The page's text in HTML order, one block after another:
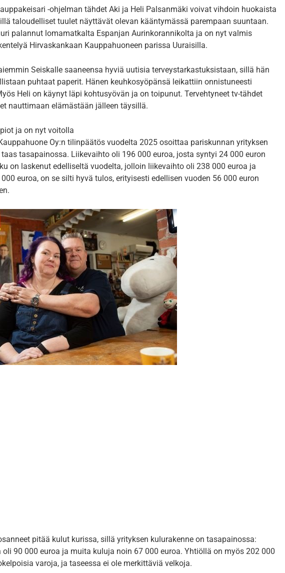
-ohjelman tähdet Aki ja Heli Palsanmäki voivat vihdoin huokaista
taloudelliset tuulet näyttävät olevan kääntymässä parempaan suuntaan.
palannut lomamatkalta Espanjan Aurinkorannikolta ja on nyt valmis
Hirvaskankaan Kauppahuoneen parissa Uuraisilla.
Seiskalle saaneensa hyviä uutisia terveystarkastuksistaan, sillä hän
puhtaat paperit. Hänen keuhkosyöpänsä leikattiin onnistuneesti
Heli on käynyt läpi kohtusyövän ja on toipunut. Tervehtyneet tv-tähdet
nauttimaan elämästään jälleen täysillä.
ja on nyt voitolla
Oy:n tilinpäätös vuodelta 2025 osoittaa pariskunnan yrityksen
tasapainossa. Liikevaihto oli 196 000 euroa, josta syntyi 24 000 euron
on laskenut edelliseltä vuodelta, jolloin liikevaihto oli 238 000 euroa ja
euroa, on se silti hyvä tulos, erityisesti edellisen vuoden 56 000 euron
pitää kulut kurissa, sillä yrityksen kulurakenne on tasapainossa:
oli 90 000 euroa ja muita kuluja noin 67 000 euroa. Yhtiöllä on myös 202 000
varoja, ja taseessa ei ole merkittäviä velkoja.